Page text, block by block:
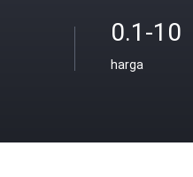
0.1-10
harga